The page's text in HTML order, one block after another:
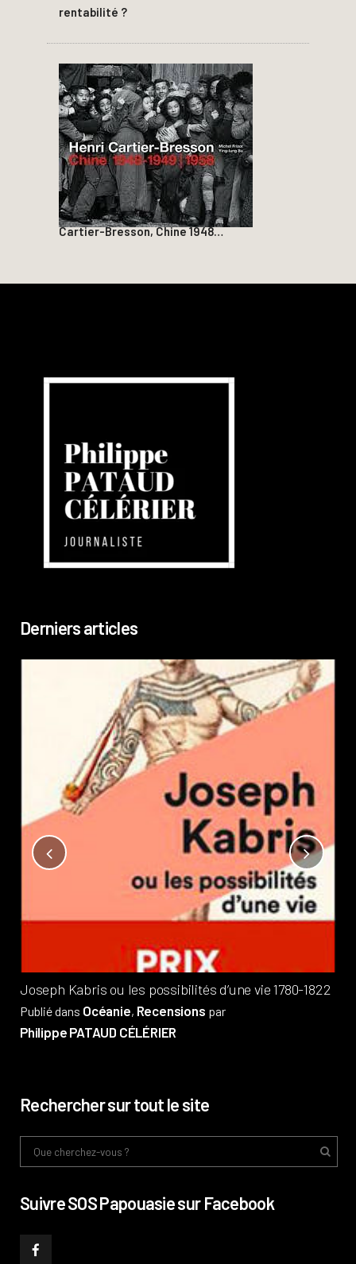
rentabilité ?
Cartier-Bresson, Chine 1948…
Derniers articles
Joseph Kabris ou les possibilités d’une vie 1780-1822
Publié dans Océanie, Recensions par
Philippe PATAUD CÉLÉRIER
Rechercher sur tout le site
Suivre SOS Papouasie sur Facebook